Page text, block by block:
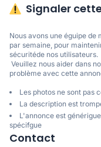
Signaler
Nous avons une éguipe
par semaine, pour
sécuritéde nos utilisateurs.
Veuillez nous aider dans
problème avec cette
Les photos ne sont pas
La description est
L'annonce est
spécifgue
Contact